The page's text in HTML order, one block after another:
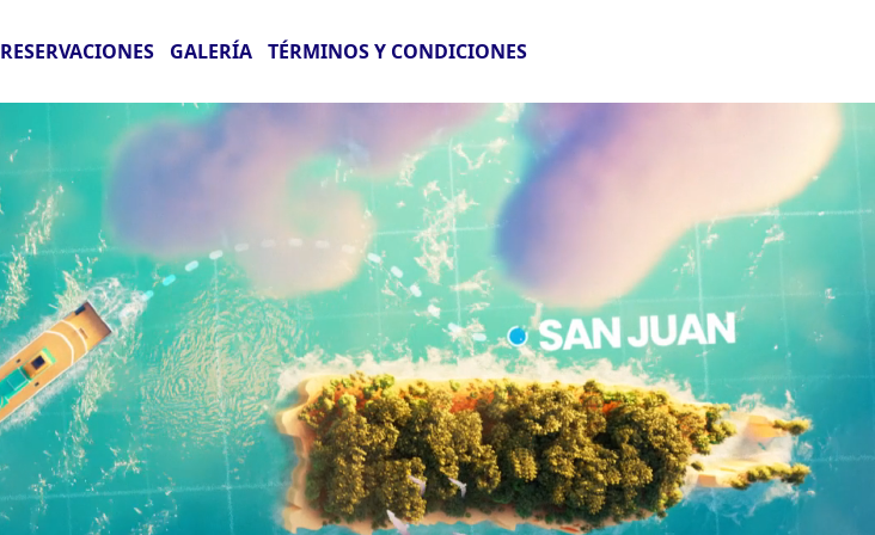
RESERVACIONES GALERÍA TÉRMINOS Y CONDICIONES